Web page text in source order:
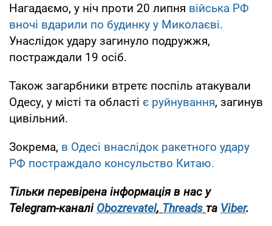
Нагадаємо, у ніч проти 20 липня війська РФ
вночі вдарили по будинку у Миколаєві.
Унаслідок удару загинуло подружжя,
постраждали 19 осіб.
Також загарбники втретє поспіль атакували
Одесу, у місті та області є руйнування, загинув
цивільний.
Зокрема, в Одесі внаслідок ракетного удару
РФ постраждало консульство Китаю.
Тільки перевірена інформація в нас у
Telegram-каналі Obozrevatel, Threads та Viber.